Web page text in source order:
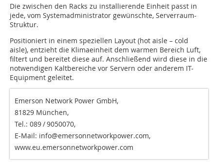
Die zwischen den Racks zu installierende Einheit passt in
jede, vom Systemadministrator gewünschte, Serverraum-
Struktur.
Positioniert in einem speziellen Layout (hot aisle – cold
aisle), entzieht die Klimaeinheit dem warmen Bereich Luft,
filtert und bereitet diese auf. Anschließend wird diese in die
notwendigen Kaltbereiche vor Servern oder anderem IT-
Equipment geleitet.
Emerson Network Power GmbH,
81829 München,
Tel.: 089 / 9050070,
E-Mail: info@emersonnetwork­power.com,
www.eu.emersonnetworkpower.com